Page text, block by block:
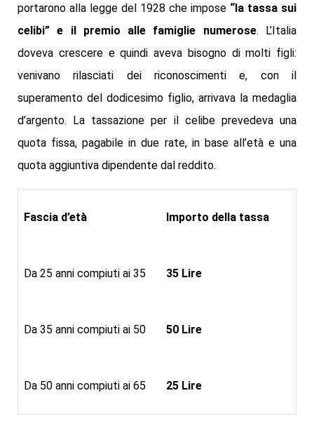
portarono alla legge del 1928 che impose “la tassa sui
celibi” e il premio alle famiglie numerose. L’Italia
doveva crescere e quindi aveva bisogno di molti figli:
venivano rilasciati dei riconoscimenti e, con il
superamento del dodicesimo figlio, arrivava la medaglia
d’argento. La tassazione per il celibe prevedeva una
quota fissa, pagabile in due rate, in base all’età e una
quota aggiuntiva dipendente dal reddito.
Det tar bare noen få sekunder å starte dinNeon54
være så enkel som mulig, slik at du raskt kan komme i
eksklusive turneringer og personlige bonustilbud som er
Fascia d’età Importo della tassa
Da 25 anni compiuti ai 35 35 Lire
Da 35 anni compiuti ai 50 50 Lire
Da 50 anni compiuti ai 65 25 Lire